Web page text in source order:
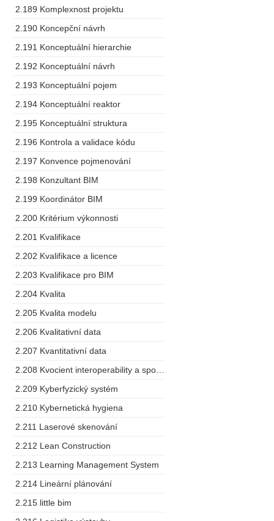
2.189 Komplexnost projektu
2.190 Koncepční návrh
2.191 Konceptuální hierarchie
2.192 Konceptuální návrh
2.193 Konceptuální pojem
2.194 Konceptuální reaktor
2.195 Konceptuální struktura
2.196 Kontrola a validace kódu
2.197 Konvence pojmenování
2.198 Konzultant BIM
2.199 Koordinátor BIM
2.200 Kritérium výkonnosti
2.201 Kvalifikace
2.202 Kvalifikace a licence
2.203 Kvalifikace pro BIM
2.204 Kvalita
2.205 Kvalita modelu
2.206 Kvalitativní data
2.207 Kvantitativní data
2.209 Kyberfyzický systém
2.210 Kybernetická hygiena
2.211 Laserové skenování
2.212 Lean Construction
2.213 Learning Management System
2.214 Lineární plánování
2.215 little bim